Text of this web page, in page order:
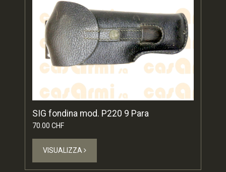
SIG fondina mod. P220 9 Para
70.00 CHF
VISUALIZZA